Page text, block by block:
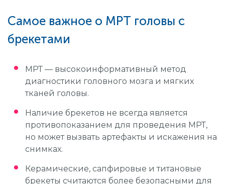
Самое важное о МРТ головы с
брекетами
МРТ — высокоинформативный метод
диагностики головного мозга и мягких
тканей головы.
Наличие брекетов не всегда является
противопоказанием для проведения МРТ,
но может вызвать артефакты и искажения на
снимках.
Керамические, сапфировые и титановые
брекеты считаются более безопасными для